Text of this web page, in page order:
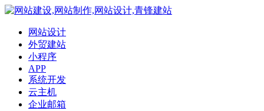
网站设计
外贸建站
小程序
APP
系统开发
云主机
企业邮箱